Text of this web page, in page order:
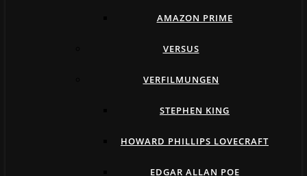
AMAZON PRIME
VERSUS
VERFILMUNGEN
STEPHEN KING
HOWARD PHILLIPS LOVECRAFT
EDGAR ALLAN POE